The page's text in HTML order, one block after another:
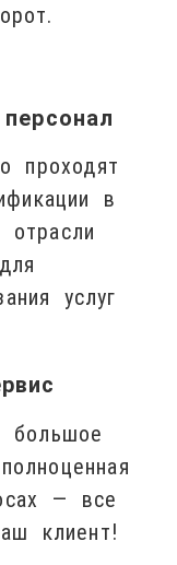
проходят
в
услуг
большое
— все
клиент!